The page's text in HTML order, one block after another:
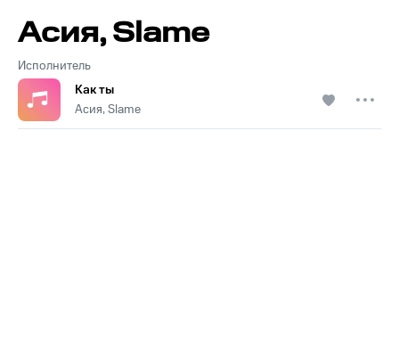
Исполнитель
Асия, Slame
Как ты
Асия, Slame